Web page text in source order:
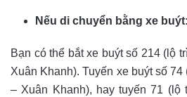
Nếu di chuyển bằng xe buýt:
Bạn có thể bắt xe buýt số 214 (lộ
Xuân Khanh). Tuyến xe buýt số
– Xuân Khanh), hay tuyến 71